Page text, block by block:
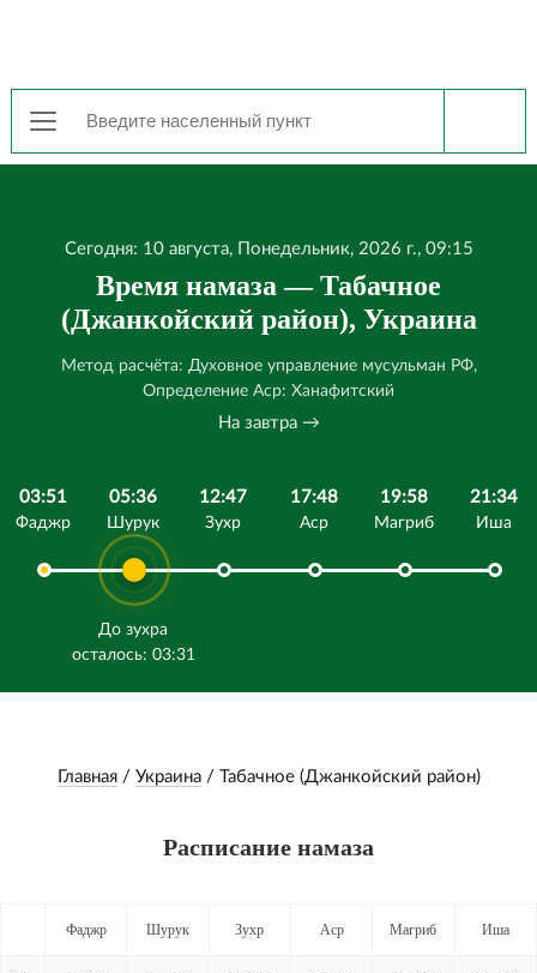
Сегодня: 10 августа, Понедельник, 2026 г., 09:15
Время намаза — Табачное
(Джанкойский район), Украина
Метод расчёта: Духовное управление мусульман РФ,
Определение Аср: Ханафитский
На завтра →
03:51
Фаджр
05:36
Шурук
До зухра
осталось: 03:31
12:47
Зухр
17:48
Аср
19:58
Магриб
21:34
Иша
Главная/ Украина/ Табачное (Джанкойский район)
Расписание намаза
Фаджр Шурук Зухр Аср Магриб Иша